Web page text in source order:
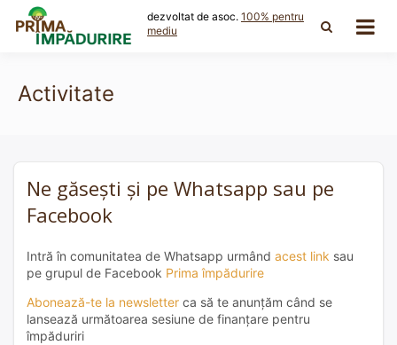
content
dezvoltat de asoc. 100% pentru
mediu
Activitate
Ne găsești și pe Whatsapp sau pe
Facebook
Intră în comunitatea de Whatsapp urmând acest link sau
pe grupul de Facebook Prima împădurire
Abonează-te la newsletter ca să te anunțăm când se
lansează următoarea sesiune de finanțare pentru
împăduriri